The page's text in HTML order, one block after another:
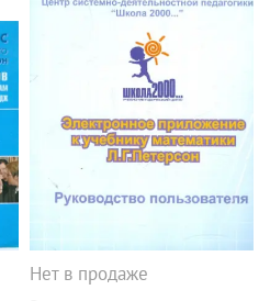
Нет в продаже